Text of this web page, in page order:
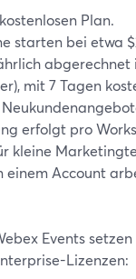
Plan.
starten bei etwa
abgerechnet
mit 7 Tagen
erfolgt pro
kleine
einem Account
Events
Lizenzen: